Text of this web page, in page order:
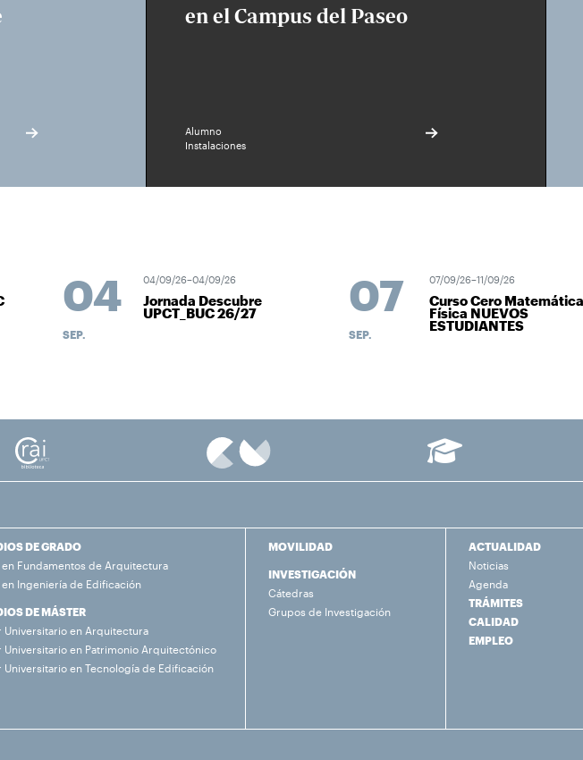
en el Campus del Paseo
Alumno
Instalaciones
04
SEP.
04/09/26–04/09/26
Jornada Descubre
UPCT_BUC 26/27 07
SEP.
07/09/26–11/09/26
Curso Cero
Física NUEVOS
ESTUDIANTES
DE GRADO
en Fundamentos de Arquitectura
Ingeniería de Edificación
DE MÁSTER
Universitario en Arquitectura
Universitario en Patrimonio Arquitectónico
Universitario en Tecnología de Edificación
MOVILIDAD
INVESTIGACIÓN
Cátedras
Grupos de Investigación
ACTUALIDAD
Noticias
Agenda
TRÁMITES
CALIDAD
EMPLEO